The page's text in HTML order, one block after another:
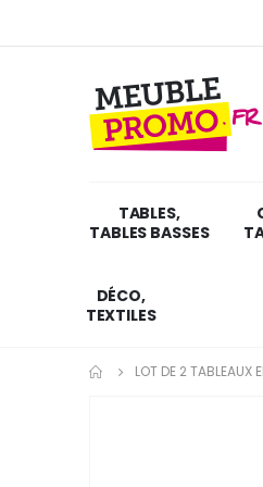
TABLES,
TABLES BASSES
DÉCO,
TEXTILES
LOT DE 2 TABLEAUX